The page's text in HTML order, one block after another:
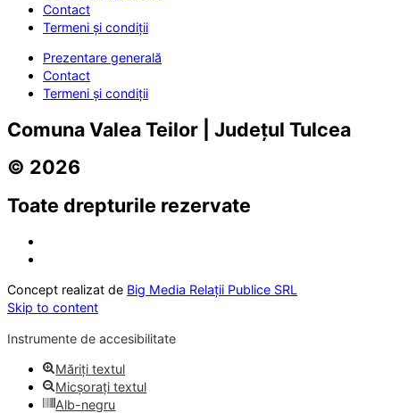
Contact
Termeni și condiții
Prezentare generală
Contact
Termeni și condiții
Comuna Valea Teilor | Județul Tulcea
© 2026
Toate drepturile rezervate
Concept realizat de Big Media Relații Publice SRL
Skip to content
Instrumente de accesibilitate
Măriți textul
Micșorați textul
Alb-negru